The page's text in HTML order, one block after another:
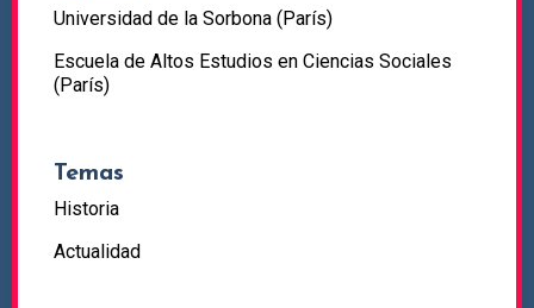
Universidad de la Sorbona (París)
Escuela de Altos Estudios en Ciencias Sociales
(París)
Temas
Historia
Actualidad